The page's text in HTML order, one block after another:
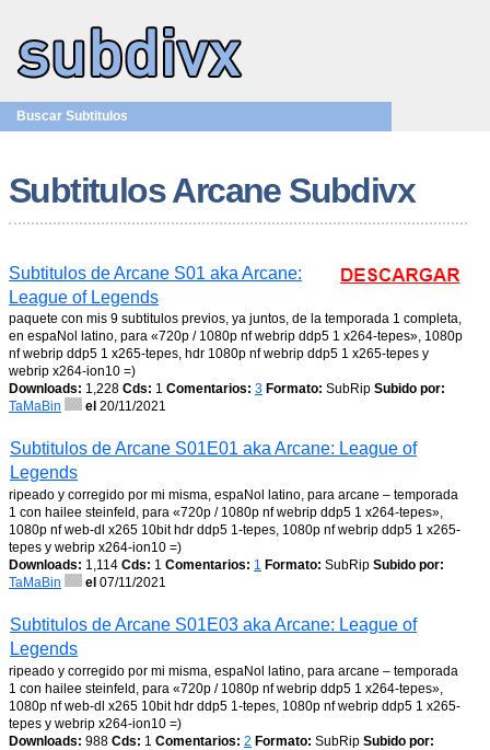
Buscar Subtitulos
Subtitulos Arcane Subdivx
Subtitulos de Arcane S01 aka Arcane:
League of Legends
paquete con mis 9 subtitulos previos, ya juntos, de la temporada 1 completa,
en espaNol latino, para «720p / 1080p nf webrip ddp5 1 x264-tepes», 1080p
nf webrip ddp5 1 x265-tepes, hdr 1080p nf webrip ddp5 1 x265-tepes y
webrip x264-ion10 =)
Downloads: 1,228 Cds: 1 Comentarios: 3 Formato: SubRip Subido por:
TaMaBin
el 20/11/2021
Subtitulos de Arcane S01E01 aka Arcane: League of
Legends
ripeado y corregido por mi misma, espaNol latino, para arcane – temporada
1 con hailee steinfeld, para «720p / 1080p nf webrip ddp5 1 x264-tepes»,
1080p nf web-dl x265 10bit hdr ddp5 1-tepes, 1080p nf webrip ddp5 1 x265-
tepes y webrip x264-ion10 =)
Downloads: 1,114 Cds: 1 Comentarios: 1 Formato: SubRip Subido por:
TaMaBin
el 07/11/2021
Subtitulos de Arcane S01E03 aka Arcane: League of
Legends
ripeado y corregido por mi misma, espaNol latino, para arcane – temporada
1 con hailee steinfeld, para «720p / 1080p nf webrip ddp5 1 x264-tepes»,
1080p nf web-dl x265 10bit hdr ddp5 1-tepes, 1080p nf webrip ddp5 1 x265-
tepes y webrip x264-ion10 =)
Downloads: 988 Cds: 1 Comentarios: 2 Formato: SubRip Subido por: